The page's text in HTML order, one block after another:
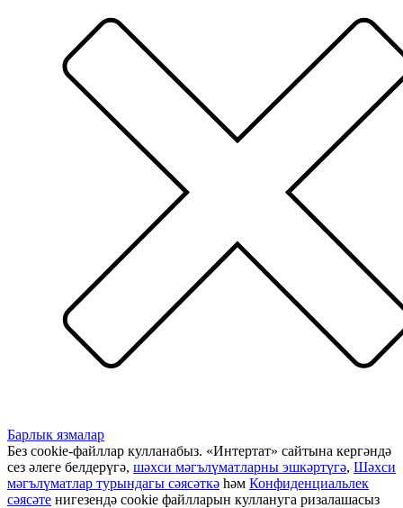
Барлык язмалар
Без cookie-файллар кулланабыз. «Интертат» сайтына кергәндә
сез әлеге белдерүгә, шәхси мәгълүматларны эшкәртүгә, Шәхси
мәгълүматлар турындагы сәясәткә һәм Конфиденциальлек
сәясәте нигезендә cookie файлларын куллануга ризалашасыз